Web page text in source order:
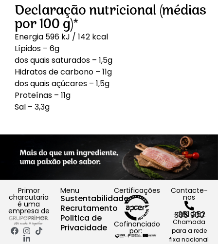
Declaração nutricional (médias
por 100 g)*
Energia 596 kJ / 142 kcal
Lípidos – 6g
dos quais saturados – 1,5g
Hidratos de carbono – 11g
dos quais açúcares – 1,5g
Proteínas – 11g
Sal – 3,3g
Primor
charcutaria
é uma
empresa de
Menu
Sustentabilidade
Recrutamento
Politica de
Privacidade
Certificações
Cofinanciado
por:
Contacte-
nos
+351 252 308 900
Chamada
para a rede
fixa nacional